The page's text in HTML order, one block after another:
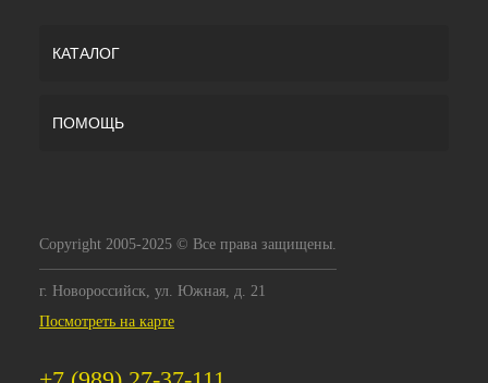
КАТАЛОГ
ПОМОЩЬ
Copyright 2005-2025 © Все права защищены.
г. Новороссийск, ул. Южная, д. 21
Посмотреть на карте